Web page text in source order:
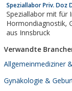
Speziallabor Priv. Doz
Speziallabor mit für Immundiagnostik, Allergiediagnostik,
Hormondiagnostik, Genetik, Kinderwunsch und Vaterschaftstests
aus Innsbruck
Verwandte
Allgemeinmediziner
Gynäkologie &